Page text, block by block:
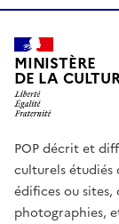
MINISTÈRE
DE LA
POP décrit et
culturels étudiés
édifices ou sites,
photographies,